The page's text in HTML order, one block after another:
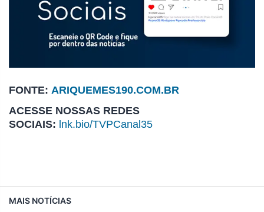
FONTE: ARIQUEMES190.COM.BR
ACESSE NOSSAS REDES
SOCIAIS: lnk.bio/TVPCanal35
MAIS NOTÍCIAS